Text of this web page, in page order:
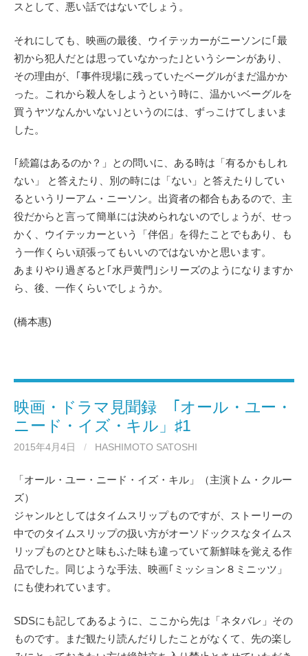
スとして、悪い話ではないでしょう。
それにしても、映画の最後、ウイテッカーがニーソンに｢最
初から犯人だとは思っていなかった｣というシーンがあり、
その理由が、｢事件現場に残っていたベーグルがまだ温かか
った。これから殺人をしようという時に、温かいベーグルを
買うヤツなんかいない｣というのには、ずっこけてしまいま
した。
｢続篇はあるのか？」との問いに、ある時は「有るかもしれ
ない」 と答えたり、別の時には「ない」と答えたりしてい
るというリーアム・ニーソン。出資者の都合もあるので、主
役だからと言って簡単には決められないのでしょうが、せっ
かく、ウイテッカーという「伴侶」を得たことでもあり、も
う一作くらい頑張ってもいいのではないかと思います。
あまりやり過ぎると｢水戸黄門｣シリーズのようになりますか
ら、後、一作くらいでしょうか。
(橋本惠)
映画・ドラマ見聞録 ｢オール・ユー・
ニード・イズ・キル」♯1
2015年4月4日 / HASHIMOTO SATOSHI
「オール・ユー・ニード・イズ・キル」（主演トム・クルー
ズ）
ジャンルとしてはタイムスリップものですが、ストーリーの
中でのタイムスリップの扱い方がオーソドックスなタイムス
リップものとひと味もふた味も違っていて新鮮味を覚える作
品でした。同じような手法、映画｢ミッション８ミニッツ」
にも使われています。
SDSにも記してあるように、ここから先は「ネタバレ」その
ものです。まだ観たり読んだりしたことがなくて、先の楽し